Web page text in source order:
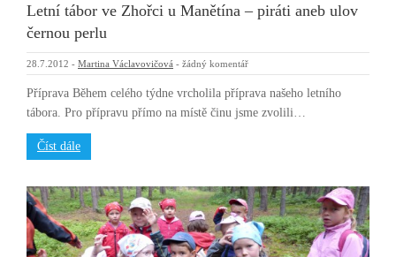
Letní tábor ve Zhořci u Manětína – piráti aneb ulov
černou perlu
28.7.2012 - Martina Václavovičová - žádný komentář
Příprava Během celého týdne vrcholila příprava našeho letního
tábora. Pro přípravu přímo na místě činu jsme zvolili…
Číst dále